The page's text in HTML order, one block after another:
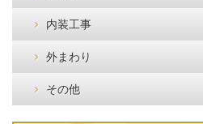
内装工事
外まわり
その他